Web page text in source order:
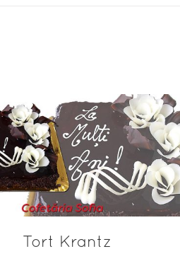
ADAUGĂ ÎN COȘ
Tort Krantz